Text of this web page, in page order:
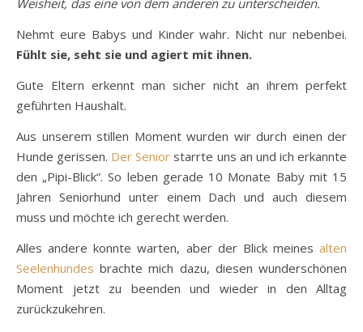
Nehmt eure Babys und Kinder wahr. Nicht nur nebenbei.
Fühlt sie, seht sie und agiert mit ihnen.
Gute Eltern erkennt man sicher nicht an ihrem perfekt
geführten Haushalt.
Aus unserem stillen Moment wurden wir durch einen der
Hunde gerissen. Der Senior starrte uns an und ich erkannte
den „Pipi-Blick“. So leben gerade 10 Monate Baby mit 15
Jahren Seniorhund unter einem Dach und auch diesem
muss und möchte ich gerecht werden.
Alles andere konnte warten, aber der Blick meines alten
Seelenhundes brachte mich dazu, diesen wunderschönen
Moment jetzt zu beenden und wieder in den Alltag
zurückzukehren.